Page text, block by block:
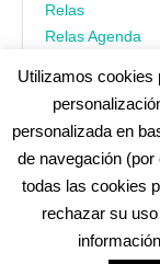
Relas
Relas Agenda
¿No encuentras
Aviso legal|
Utilizamos cookies
personalizada en
de navegación
todas las cookies
rechazar su